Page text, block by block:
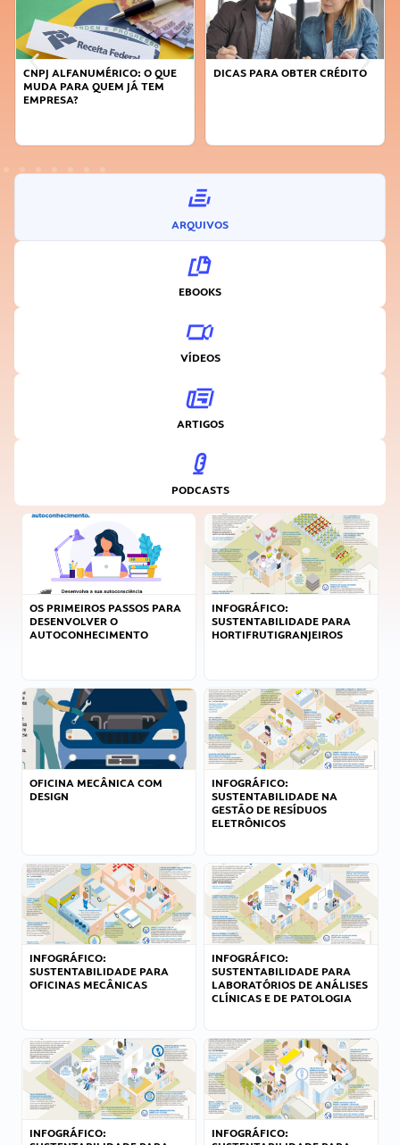
DICAS PARA OBTER CRÉDITO
FAÇA A DIFERENÇA: SEJA
ARQUIVOS
EBOOKS
VÍDEOS
ARTIGOS
PODCASTS
OS PRIMEIROS PASSOS PARA
DESENVOLVER O
AUTOCONHECIMENTO
INFOGRÁFICO:
SUSTENTABILIDADE PARA
HORTIFRUTIGRANJEIROS
OFICINA MECÂNICA COM
DESIGN
INFOGRÁFICO:
SUSTENTABILIDADE NA
GESTÃO DE RESÍDUOS
ELETRÔNICOS
INFOGRÁFICO:
SUSTENTABILIDADE PARA
OFICINAS MECÂNICAS
INFOGRÁFICO:
SUSTENTABILIDADE PARA
LABORATÓRIOS DE ANÁLISES
CLÍNICAS E DE PATOLOGIA
INFOGRÁFICO:
INFOGRÁFICO: